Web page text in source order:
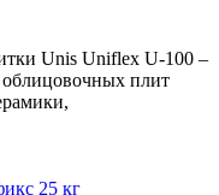
Unis Uniflex U-100 –
плит